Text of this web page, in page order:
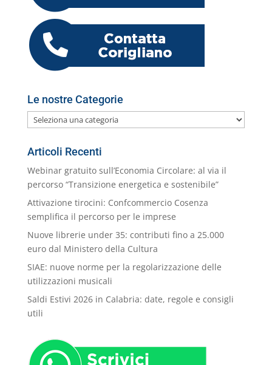
k
ai
l
Le nostre Categorie
Le
nostre
Categorie
Articoli Recenti
Webinar gratuito sull’Economia Circolare: al via il
percorso “Transizione energetica e sostenibile”
Attivazione tirocini: Confcommercio Cosenza
semplifica il percorso per le imprese
Nuove librerie under 35: contributi fino a 25.000
euro dal Ministero della Cultura
SIAE: nuove norme per la regolarizzazione delle
utilizzazioni musicali
Saldi Estivi 2026 in Calabria: date, regole e consigli
utili